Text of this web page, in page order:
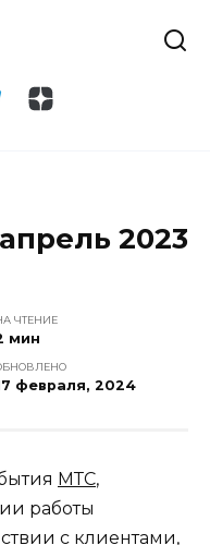
2023
ЧТЕНИЕ
мин
февраля, 2024
МТС,
работы
с клиентами,